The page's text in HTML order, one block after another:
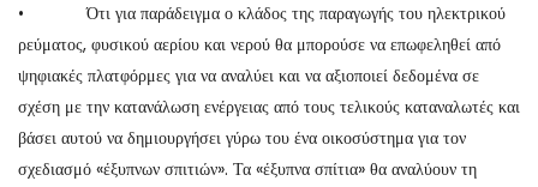
• Ότι για παράδειγμα ο κλάδος της παραγωγής του ηλεκτρικού
ρεύματος, φυσικού αερίου και νερού θα μπορούσε να επωφεληθεί από
ψηφιακές πλατφόρμες για να αναλύει και να αξιοποιεί δεδομένα σε
σχέση με την κατανάλωση ενέργειας από τους τελικούς καταναλωτές και
βάσει αυτού να δημιουργήσει γύρω του ένα οικοσύστημα για τον
σχεδιασμό «έξυπνων σπιτιών». Τα «έξυπνα σπίτια» θα αναλύουν τη